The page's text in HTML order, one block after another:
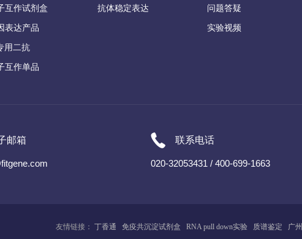
互作试剂盒
表达产品
用二抗
互作单品
抗体稳定表达
问题答疑
实验视频
邮箱 联系电话
020-32053431 / 400-699-1663
友情链接： 丁香通 免疫共沉淀试剂盒 RNA pull down实验 质谱鉴定 广州